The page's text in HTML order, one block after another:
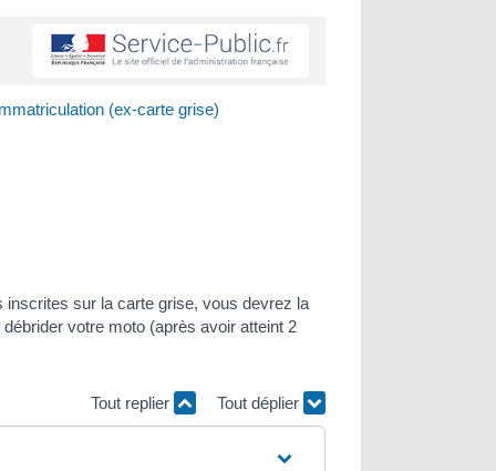
(ex-carte grise)
sur la carte grise, vous devrez la
votre moto (après avoir atteint 2
Tout replier Tout déplier